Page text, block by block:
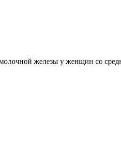
железы у женщин со